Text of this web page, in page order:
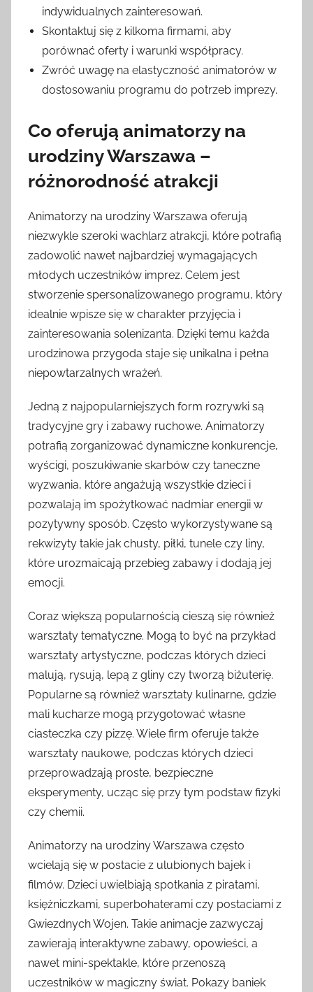
indywidualnych zainteresowań.
Skontaktuj się z kilkoma firmami, aby
porównać oferty i warunki współpracy.
Zwróć uwagę na elastyczność animatorów w
dostosowaniu programu do potrzeb imprezy.
Co oferują animatorzy na
urodziny Warszawa –
różnorodność atrakcji
Animatorzy na urodziny Warszawa oferują
niezwykle szeroki wachlarz atrakcji, które potrafią
zadowolić nawet najbardziej wymagających
młodych uczestników imprez. Celem jest
stworzenie spersonalizowanego programu, który
idealnie wpisze się w charakter przyjęcia i
zainteresowania solenizanta. Dzięki temu każda
urodzinowa przygoda staje się unikalna i pełna
niepowtarzalnych wrażeń.
Jedną z najpopularniejszych form rozrywki są
tradycyjne gry i zabawy ruchowe. Animatorzy
potrafią zorganizować dynamiczne konkurencje,
wyścigi, poszukiwanie skarbów czy taneczne
wyzwania, które angażują wszystkie dzieci i
pozwalają im spożytkować nadmiar energii w
pozytywny sposób. Często wykorzystywane są
rekwizyty takie jak chusty, piłki, tunele czy liny,
które urozmaicają przebieg zabawy i dodają jej
emocji.
Coraz większą popularnością cieszą się również
warsztaty tematyczne. Mogą to być na przykład
warsztaty artystyczne, podczas których dzieci
malują, rysują, lepą z gliny czy tworzą biżuterię.
Popularne są również warsztaty kulinarne, gdzie
mali kucharze mogą przygotować własne
ciasteczka czy pizzę. Wiele firm oferuje także
warsztaty naukowe, podczas których dzieci
przeprowadzają proste, bezpieczne
eksperymenty, ucząc się przy tym podstaw fizyki
czy chemii.
Animatorzy na urodziny Warszawa często
wcielają się w postacie z ulubionych bajek i
filmów. Dzieci uwielbiają spotkania z piratami,
księżniczkami, superbohaterami czy postaciami z
Gwiezdnych Wojen. Takie animacje zazwyczaj
zawierają interaktywne zabawy, opowieści, a
nawet mini-spektakle, które przenoszą
uczestników w magiczny świat. Pokazy baniek